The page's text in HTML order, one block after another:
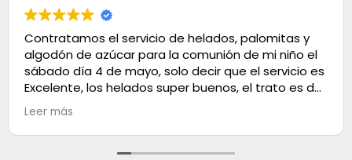
Contratamos el servicio de helados, palomitas y
algodón de azúcar para la comunión de mi niño el
sábado día 4 de mayo, solo decir que el servicio es
Excelente, los helados super buenos, el trato es de
100. Muchas gracias
Leer más